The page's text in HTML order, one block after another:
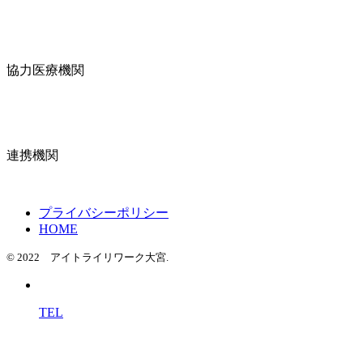
協力医療機関
連携機関
プライバシーポリシー
HOME
© 2022 アイトライリワーク大宮.
TEL